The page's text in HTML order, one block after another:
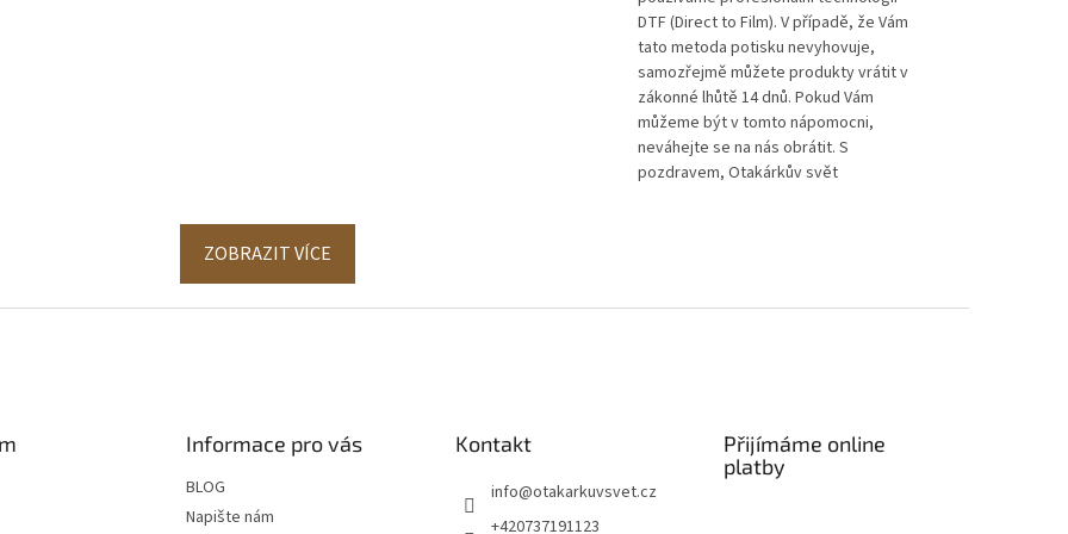
DTF (Direct to Film). V případě, že Vám
tato metoda potisku nevyhovuje,
samozřejmě můžete produkty vrátit v
zákonné lhůtě 14 dnů. Pokud Vám
můžeme být v tomto nápomocni,
neváhejte se na nás obrátit. S
pozdravem, Otakárkův svět
ZOBRAZIT VÍCE
Informace pro vás
BLOG
Napište nám
Kontakt
info@otakarkuvsvet.cz
+420737191123
Přijímáme online
platby